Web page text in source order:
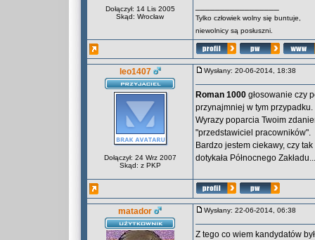
Dołączył: 14 Lis 2005
Skąd: Wrocław
Tylko człowiek wolny się buntuje,
niewolnicy są posłuszni.
leo1407
Dołączył: 24 Wrz 2007
Skąd: z PKP
Wysłany: 20-06-2014, 18:38
Roman 1000 głosowanie czy
przynajmniej w tym przypadku.
Wyrazy poparcia Twoim
"przedstawiciel pracowników".
Bardzo jestem ciekawy, czy
dotykała Północnego
matador Wysłany: 22-06-2014, 06:38
Z tego co wiem kandydatów